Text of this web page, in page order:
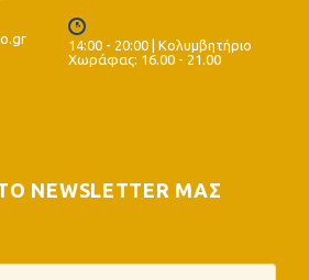
14:00 - 20:00 | Κολυμβητήριο
Χωράφας: 16.00 - 21.00
NEWSLETTER ΜΑΣ